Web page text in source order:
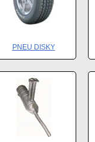
PNEU DISKY